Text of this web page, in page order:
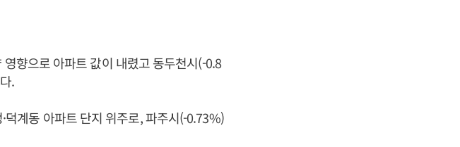
향으로 아파트 값이 내렸고 동두천시(-0.8
.
계동 아파트 단지 위주로, 파주시(-0.73%)